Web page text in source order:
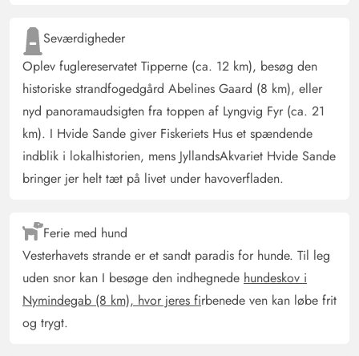
Et smukt feriehus med fantastisk udstyr og virkelig meget
smagfuld indretning! Perfekt til at slappe af og komme i
feriemodus - et hus til at føle sig godt tilpas. Vi ville
straks booke det igen!
Gast
Deutschland
5 ud af 5
5 ud af 5
5 out of 5
Det er et meget hyggeligt hus og har alt, hvad man har
brug for til en afslappet ferie. Sengene var super, det
eneste, der måske kunne kritiseres, er de lidt klumpede
hovedpuder. Alt var super rent og velholdt.
Seværdigheder
Oplev fuglereservatet Tipperne (ca. 12 km), besøg den
historiske strandfogedgård Abelines Gaard (8 km), eller
nyd panoramaudsigten fra toppen af Lyngvig Fyr (ca. 21
km). I Hvide Sande giver Fiskeriets Hus et spændende
indblik i lokalhistorien, mens JyllandsAkvariet Hvide Sande
bringer jer helt tæt på livet under havoverfladen.
Ferie med hund
Vesterhavets strande er et sandt paradis for hunde. Til leg
uden snor kan I besøge den indhegnede hundeskov i
Nymindegab (8 km), hvor jeres firbenede ven kan løbe frit
og trygt.